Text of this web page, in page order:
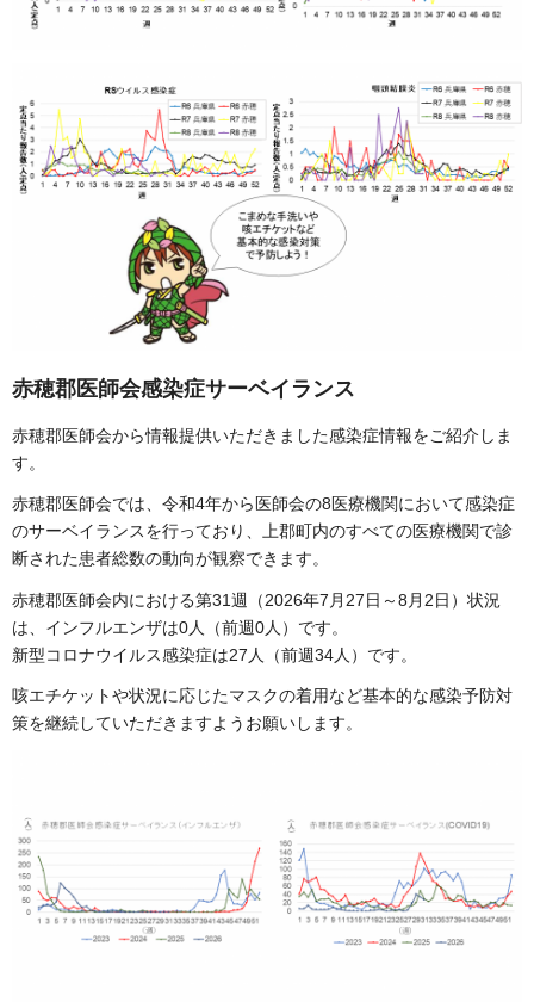
赤穂郡医師会感染症サーベイランス
赤穂郡医師会から情報提供いただきました感染症情報をご紹介しま
す。
赤穂郡医師会では、令和4年から医師会の8医療機関において感染症
のサーベイランスを行っており、上郡町内のすべての医療機関で診
断された患者総数の動向が観察できます。
赤穂郡医師会内における第31週（2026年7月27日～8月2日）状況
は、インフルエンザは0人（前週0人）です。
新型コロナウイルス感染症は27人（前週34人）です。
咳エチケットや状況に応じたマスクの着用など基本的な感染予防対
策を継続していただきますようお願いします。